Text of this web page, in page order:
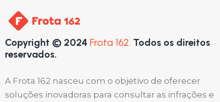
Copyright © 2024 Frota 162. Todos os direitos
reservados.
A Frota 162 nasceu com o objetivo de oferecer
soluções inovadoras para consultar as infrações e